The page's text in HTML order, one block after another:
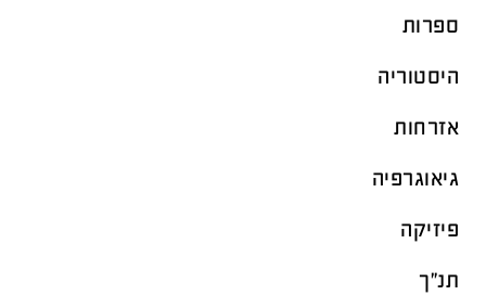
ספרות
היסטוריה
אזרחות
גיאוגרפיה
פיזיקה
תנ"ך